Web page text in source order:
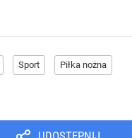
Sport Piłka nożna